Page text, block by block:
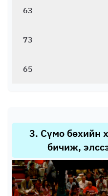
63
73
65
3. Сүмо бөхийн
бичиж,